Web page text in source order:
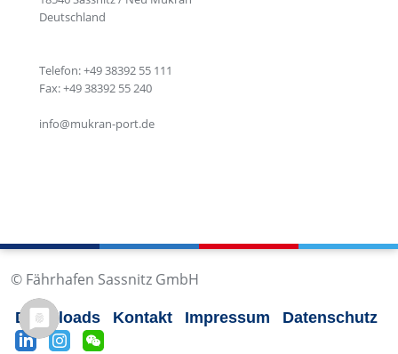
Deutschland
Telefon: +49 38392 55 111
Fax: +49 38392 55 240
info@mukran-port.de
© Fährhafen Sassnitz GmbH
Downloads Kontakt Impressum Datenschutz